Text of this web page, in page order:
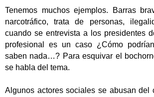
Tenemos muchos ejemplos. Barras
narcotráfico, trata de personas,
cuando se entrevista a los presidentes
profesional es un caso ¿Cómo
saben nada…? Para esquivar el
se habla del tema.
Algunos actores sociales se abusan del